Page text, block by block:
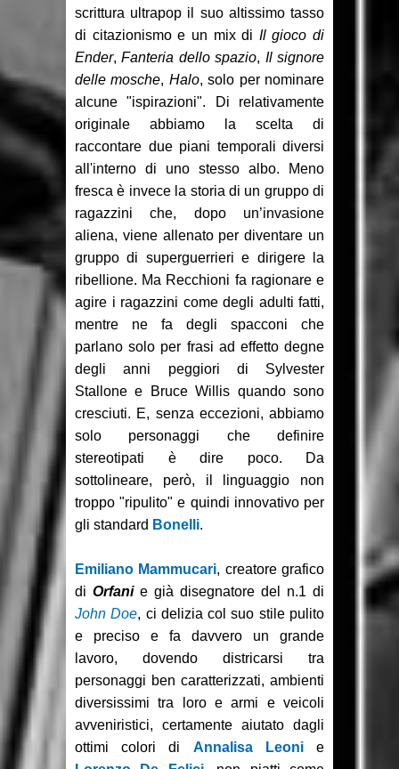
scrittura ultrapop il suo altissimo tasso
di citazionismo e un mix di Il gioco di
Ender,Fanteria dello spazio, Il signore
delle mosche, Halo, solo per nominare
alcune "ispirazioni". Di relativamente
originale abbiamo la scelta di
raccontare due piani temporali diversi
all'interno di uno stesso albo. Meno
fresca è invece la storia di un gruppo di
ragazzini che, dopo un’invasione
aliena, viene allenato per diventare un
gruppo di superguerrieri e dirigere la
ribellione. Ma Recchioni fa ragionare e
agire i ragazzini come degli adulti fatti,
mentre ne fa degli spacconi che
parlano solo per frasi ad effetto degne
degli anni peggiori di Sylvester
Stallone e Bruce Willis quando sono
cresciuti. E, senza eccezioni, abbiamo
solo personaggi che definire
stereotipati è dire poco. Da
sottolineare, però, il linguaggio non
troppo "ripulito" e quindi innovativo per
gli standard Bonelli.
Emiliano Mammucari, creatore grafico
di Orfanie già disegnatore del n.1 di
John Doe, ci delizia col suo stile pulito
e preciso e fa davvero un grande
lavoro, dovendo districarsi tra
personaggi ben caratterizzati, ambienti
diversissimi tra loro e armi e veicoli
avveniristici, certamente aiutato dagli
ottimi colori di Annalisa Leonie